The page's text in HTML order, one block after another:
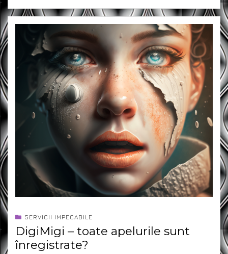
SERVICII IMPECABILE
DigiMigi – toate apelurile sunt
înregistrate?